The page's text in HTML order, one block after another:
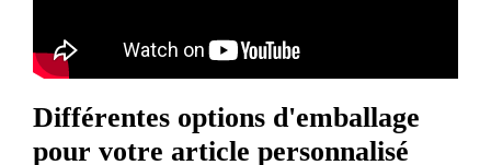
Différentes options d'emballage
pour votre article personnalisé